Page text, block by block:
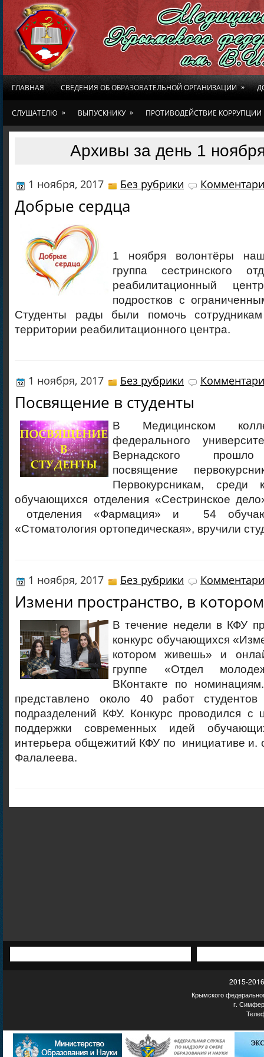
ГЛАВНАЯ СВЕДЕНИЯ ОБ ОБРАЗОВАТЕЛЬНОЙ ОРГАНИЗАЦИИ »
СЛУШАТЕЛЮ » ВЫПУСКНИКУ » ПРОТИВОДЕЙСТВИЕ КОРРУПЦИИ
Архивы за день 1
1 ноября, 2017 Без рубрики
Добрые сердца
1 ноября волонтёры
группа сестринского
реабилитационный
подростков с
Студенты рады были помочь
территории реабилитационного центра.
1 ноября, 2017 Без рубрики
Посвящение в студенты
В Медицинском
федерального
Вернадского прошло
посвящение
Первокурсникам,
обучающихся отделения «Сестринское
отделения «Фармация» и 54
«Стоматология ортопедическая», вручили
1 ноября, 2017 Без рубрики
Измени пространство, в
В течение недели в КФУ
конкурс обучающихся
котором живешь» и
группе «Отдел
ВКонтакте по
представлено около 40 работ студентов
подразделений КФУ. Конкурс проводился с
поддержки современных идей
интерьера общежитий КФУ по инициативе и.
Фалалеева.
2015-
Крымского
г.